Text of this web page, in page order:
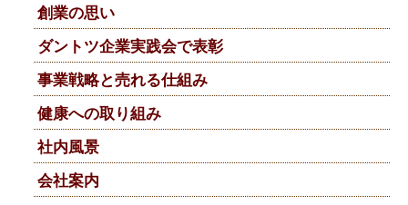
創業の思い
ダントツ企業実践会で表彰
事業戦略と売れる仕組み
健康への取り組み
社内風景
会社案内